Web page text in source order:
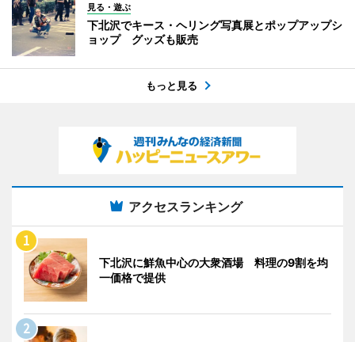
見る・遊ぶ
下北沢でキース・ヘリング写真展とポップアップシ
ョップ グッズも販売
もっと見る
アクセスランキング
下北沢に鮮魚中心の大衆酒場 料理の9割を均
一価格で提供